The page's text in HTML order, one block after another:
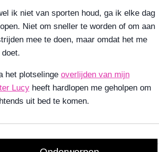
ik niet van sporten houd, ga ik elke dag
Niet om sneller te worden of om aan
mee te doen, maar omdat het me
doet.
het plotselinge overlijden van mijn
Lucyheeft hardlopen me geholpen om
uit bed te komen.